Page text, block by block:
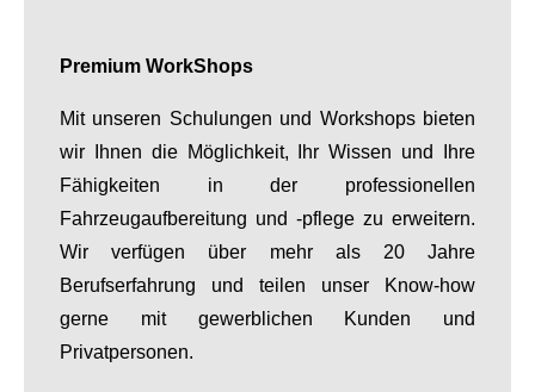
Premium WorkShops
Mit unseren Schulungen und Workshops bieten
wir Ihnen die Möglichkeit, Ihr Wissen und Ihre
Fähigkeiten in der professionellen
Fahrzeugaufbereitung und -pflege zu erweitern.
Wir verfügen über mehr als 20 Jahre
Berufserfahrung und teilen unser Know-how
gerne mit gewerblichen Kunden und
Privatpersonen.